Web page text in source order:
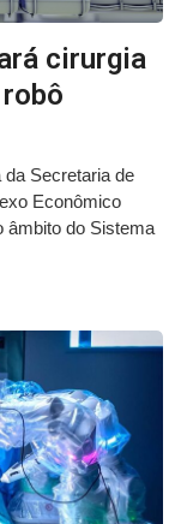
cirurgia
Secretaria de
Econômico
âmbito do Sistema